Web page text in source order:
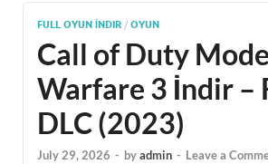
FULL OYUN İNDIR / OYUN
Call of Duty
Warfare 3 İndir –
DLC (2023)
July 29, 2026 - byadmin - Leave a